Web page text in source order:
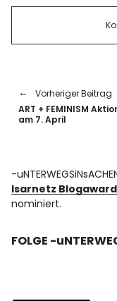
Vorheriger Beitrag
ART + FEMINISM
am 7. April
-
Isarnetz Blogaward
nominiert.
FOLGE -